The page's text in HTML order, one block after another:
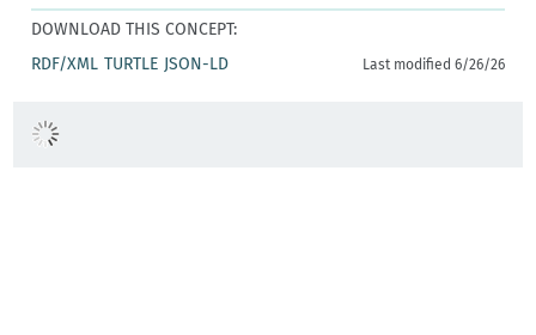
DOWNLOAD THIS CONCEPT:
RDF/XML TURTLE JSON-LD Last modified 6/26/26